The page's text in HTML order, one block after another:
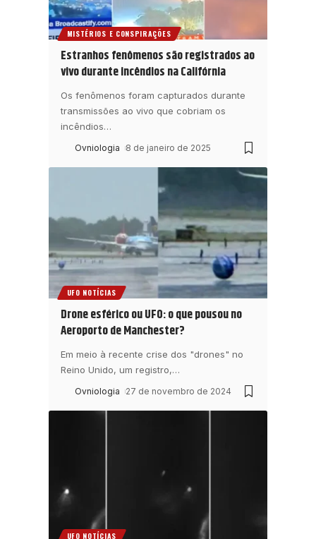
MISTÉRIOS E CONSPIRAÇÕES
Estranhos fenômenos são registrados ao
vivo durante incêndios na Califórnia
Os fenômenos foram capturados durante
transmissões ao vivo que cobriam os
incêndios…
Ovniologia 8 de janeiro de 2025
UFO NOTÍCIAS
Drone esférico ou UFO: o que pousou no
Aeroporto de Manchester?
Em meio à recente crise dos "drones" no
Reino Unido, um registro,…
Ovniologia 27 de novembro de 2024
UFO NOTÍCIAS